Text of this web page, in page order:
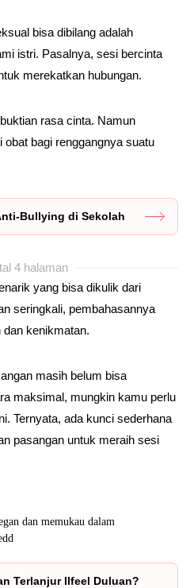
bisa dibilang adalah
istri. Pasalnya, sesi bercinta
merekatkan hubungan.
rasa cinta. Namun
obat bagi renggangnya suatu
Bullying di Sekolah
4 halaman
yang bisa dikulik dari
seringkali, pembahasannya
kenikmatan.
masih belum bisa
maksimal, mungkin kamu perlu
Ternyata, ada kunci sederhana
pasangan untuk meraih sesi
tema “STOP BULLYING.”
Terlanjur Ilfeel Duluan?